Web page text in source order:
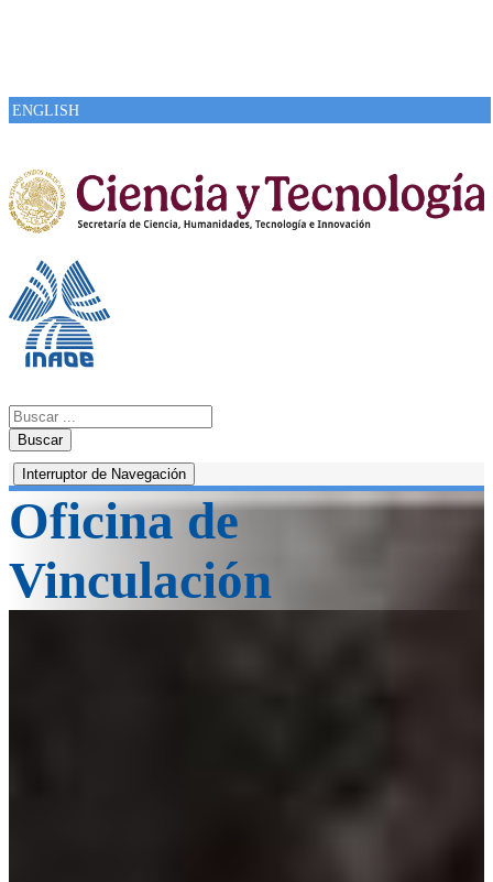
ENGLISH
Buscar
Interruptor de Navegación
Oficina de
Vinculación